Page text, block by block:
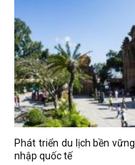
Phát triển du lịch bền
nhập quốc tế